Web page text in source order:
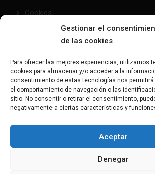
Gestionar el
de las cookies
Para ofrecer las mejores experiencias, utilizamos
cookies para almacenar y/o acceder a la
consentimiento de estas tecnologías nos
el comportamiento de navegación o las
sitio. No consentir o retirar el consentimiento,
negativamente a ciertas características y
Aceptar
Denegar
Cookies
taller@mundofetish.com
Envía un email
(+34) 681 104 993
C/Maresme, 28 - 08191 -
Aquí nos encontrarás